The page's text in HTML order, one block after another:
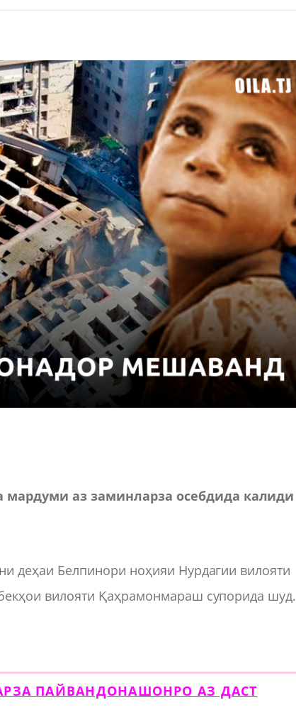
мардуми аз заминларза осебдида калиди
деҳаи Белпинори ноҳияи Нурдагии вилояти
вилояти Қаҳрамонмараш супорида шуд.
ПАЙВАНДОНАШОНРО АЗ ДАСТ